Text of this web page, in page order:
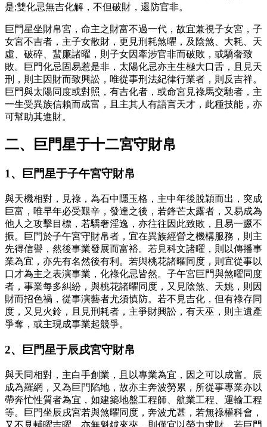
是;雙化忌無吉化解，不但破財，還防官非。
巨門星坐財帛宮，命主之財富不過一代，故宜兼視子女宮，子
女宮不吉者，主子女散財，更見刑耗煞曜，及陰煞、大耗、天
虛、破碎、蜚廉諸曜，則子女因牽涉官非而破敗，或驕奢致
敗。巨門化忌固易惹是非，太陽化忌亦主生極大口舌，且見天
刑，則主因財而致興訟，唯從事刑法紀律行業者，則反吉祥。
巨門與太陽同度或對照，有吉化者，或命宮見祿馬交馳者，主
一生受異族信賴而成富，且主其人有語言天才，此種技能，亦
可幫助其進財。
二、巨門星于十二宮守財帛
1、巨門星于子午宮守財帛
與天機相對，見祿，為石中隱玉格，主中年後脫穎而出，突成
巨富，唯早年必受艱辛，發達之後，若鋒芒太露者，又易成為
他人之攻擊目標，若驕奢淫逸，亦往往因此致敗，且易一蹶不
振。巨門於子午宮守財帛者，宜在異族經營之機構服務，則主
先得信譽，然後事業發展而富裕。若見科文諸曜，則以傳播事
業為宜，亦先有名然後有利。若與桃花諸曜同度，則宜從事以
口才為主之表演事業，化祿化忌皆然。子午宮巨門與煞曜同度
者，事業每多糾紛，與桃花諸曜同度，又見陰煞、天姚，則因
財而招色禍，從事演藝者尤須慎防。若不見吉化，但有祿存同
度，又見火鈴，且見刑耗者，主爭財興訟，有天巫，則主遺產
爭奪，或主現成事業起競爭。
2、巨門星于辰戌宮守財帛
與天同相對，主白手創業，且以專業為宜，因之可以成富。辰
成為羅網，又為巨門陷地，故亦主奔波勞累，所從事專業亦以
帶奔忙性質者為宜，如建築地盤工程師、航業工程、運輸工程
等。巨門坐辰戌宮若與煞曜同度，奔波尤甚，若無祿權科會，
又不見輔曜吉曜，亦無魁鉞來夾，則僅宜以勞力求財。若巨門